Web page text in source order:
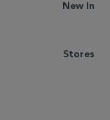
New In
Stores